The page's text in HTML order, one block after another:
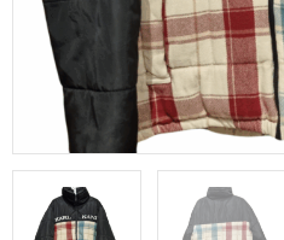
Spedizioni
e
resi
Metodi
pagamento
Privacy
Policy